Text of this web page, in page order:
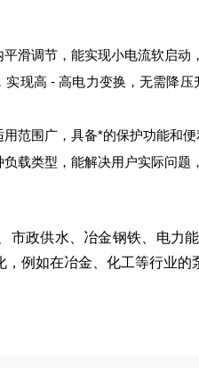
滑调节，能实现小电流软启动
实现高 - 高电力变换，无需降
范围广，具备*的保护功能和便
载类型，能解决用户实际问题
市政供水、冶金钢铁、电力
例如在冶金、化工等行业的